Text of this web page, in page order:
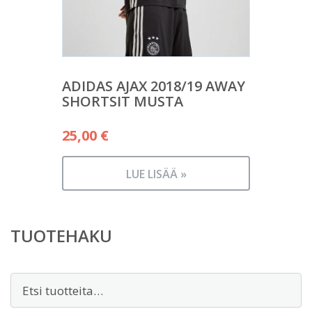
ADIDAS AJAX 2018/19 AWAY
SHORTSIT MUSTA
25,00 €
LUE LISÄÄ »
TUOTEHAKU